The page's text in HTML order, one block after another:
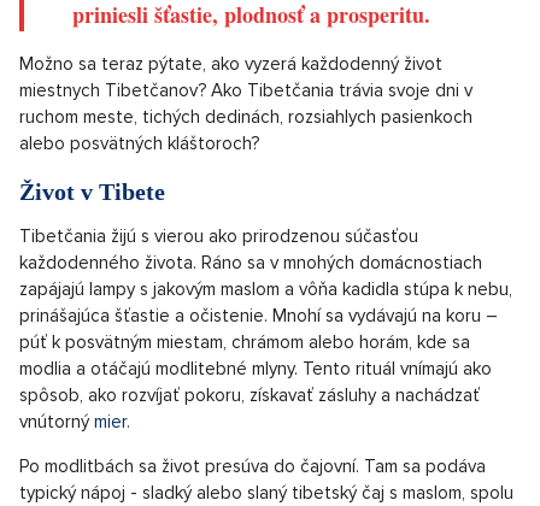
priniesli šťastie, plodnosť a prosperitu.
Možno sa teraz pýtate, ako vyzerá každodenný život
miestnych Tibetčanov? Ako Tibetčania trávia svoje dni v
ruchom meste, tichých dedinách, rozsiahlych pasienkoch
alebo posvätných kláštoroch?
Život v Tibete
Tibetčania žijú s vierou ako prirodzenou súčasťou
každodenného života. Ráno sa v mnohých domácnostiach
zapájajú lampy s jakovým maslom a vôňa kadidla stúpa k nebu,
prinášajúca šťastie a očistenie. Mnohí sa vydávajú na koru –
púť k posvätným miestam, chrámom alebo horám, kde sa
modlia a otáčajú modlitebné mlyny. Tento rituál vnímajú ako
spôsob, ako rozvíjať pokoru, získavať zásluhy a nachádzať
vnútornýmier.
Po modlitbách sa život presúva do čajovní. Tam sa podáva
typický nápoj - sladký alebo slaný tibetský čaj s maslom, spolu